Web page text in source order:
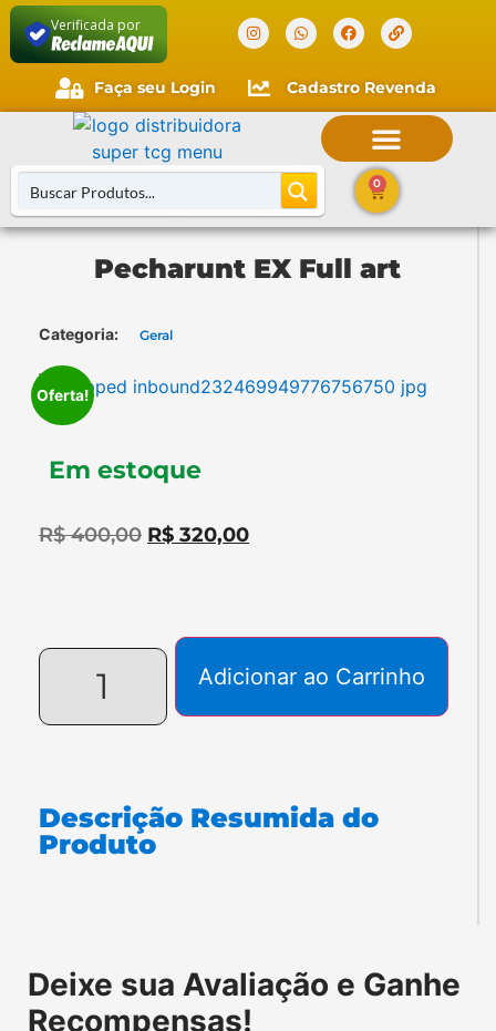
Verificada por
Faça seu Login Cadastro Revenda
0
Pecharunt EX Full art
Categoria: Geral
Oferta!
Em estoque
R$400,00 R$ 320,00
Adicionar ao Carrinho
Descrição Resumida do
Produto
Falar com Representante